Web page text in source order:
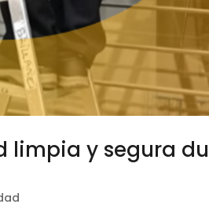
limpia y segura